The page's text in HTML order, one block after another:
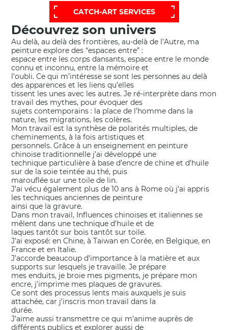
CATCH-ART SERVICES
Découvrez son univers
Au delà, au delà des frontières, au-delà de l’Autre, ma
peinture explore des “espaces entre” :
espace entre les corps dansants, espace entre le monde
connu et inconnu, entre la mémoire et
l’oubli. Ce qui m’intéresse se sont les personnes au delà
des apparences et les liens qu’elles
tissent les unes avec les autres. Je ré-interprète dans mon
travail des mythes, pour évoquer des
sujets contemporains : la place de l’homme dans la
nature, les migrations, les colères.
Mon travail est la synthèse de polarités multiples, de
cheminements, à la fois artistiques et
personnels. Grâce à un enseignement en peinture
chinoise traditionnelle j’ai développé une
technique particulière à base d’encre de chine et d’huile
sur de la soie teintée au thé, puis
marouflée sur une toile de lin.
J’ai vécu également plus de 10 ans à Rome où j’ai appris
les techniques anciennes de peinture
ainsi que la gravure.
Dans mon travail, Influences chinoises et italiennes se
mêlent dans une technique d’huile et de
laques tantôt sur bois tantôt sur toile.
J’ai exposé: en Chine, à Taiwan en Corée, en Belgique, en
France et en Italie.
J’accorde beaucoup d’importance à la matière et aux
supports sur lesquels je travaille. Je prépare
mes enduits, je broie mes pigments, je prépare mon
encre, j’imprime mes plaques de gravures.
Ce sont des processus lents mais auxquels je suis
attachée, car j’inscris mon travail dans la
durée.
J’aime aussi transmettre ce qui m’anime auprès de
différents publics et explorer aussi de